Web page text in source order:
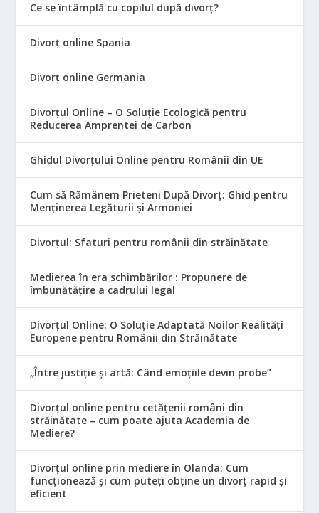
Ce se întâmplă cu copilul după divorț?
Divorț online Spania
Divorț online Germania
Divorțul Online – O Soluție Ecologică pentru
Reducerea Amprentei de Carbon
Ghidul Divorțului Online pentru Românii din UE
Cum să Rămânem Prieteni După Divorț: Ghid pentru
Menținerea Legăturii și Armoniei
Divorțul: Sfaturi pentru românii din străinătate
Medierea în era schimbărilor : Propunere de
îmbunătățire a cadrului legal
Divorțul Online: O Soluție Adaptată Noilor Realități
Europene pentru Românii din Străinătate
„Între justiție și artă: Când emoțiile devin probe”
Divorțul online pentru cetățenii români din
străinătate – cum poate ajuta Academia de
Mediere?
Divorțul online prin mediere în Olanda: Cum
funcționează și cum puteți obține un divorț rapid și
eficient